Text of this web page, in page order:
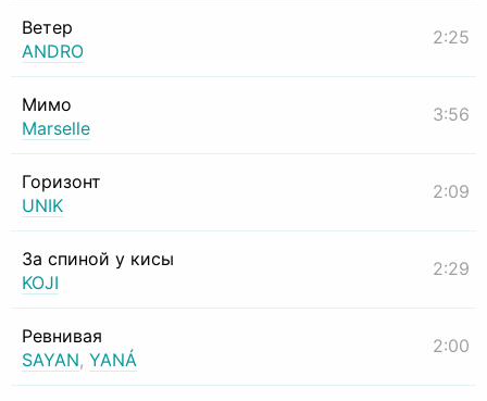
Ветер
ANDRO
2:25
Мимо
Marselle
3:56
Горизонт
UNIK
2:09
За спиной у кисы
KOJI
2:29
Ревнивая
SAYAN, YANÁ
2:00